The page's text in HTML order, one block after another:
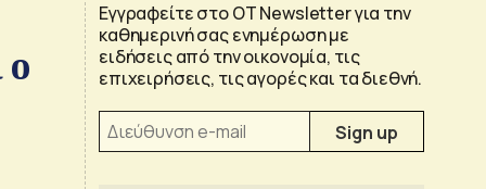
ο
Εγγραφείτε στο OT Newsletter για την
καθημερινή σας ενημέρωση με
ειδήσεις από την οικονομία, τις
επιχειρήσεις, τις αγορές και τα διεθνή.